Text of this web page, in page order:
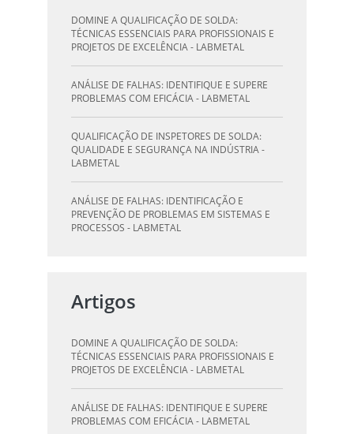
DOMINE A QUALIFICAÇÃO DE SOLDA:
TÉCNICAS ESSENCIAIS PARA PROFISSIONAIS E
PROJETOS DE EXCELÊNCIA - LABMETAL
ANÁLISE DE FALHAS: IDENTIFIQUE E SUPERE
PROBLEMAS COM EFICÁCIA - LABMETAL
QUALIFICAÇÃO DE INSPETORES DE SOLDA:
QUALIDADE E SEGURANÇA NA INDÚSTRIA -
LABMETAL
ANÁLISE DE FALHAS: IDENTIFICAÇÃO E
PREVENÇÃO DE PROBLEMAS EM SISTEMAS E
PROCESSOS - LABMETAL
QUALIFICAÇÃO DE SOLDADORES: PILAR DO
LABMETAL
Artigos
DOMINE A QUALIFICAÇÃO DE SOLDA:
TÉCNICAS ESSENCIAIS PARA PROFISSIONAIS E
PROJETOS DE EXCELÊNCIA - LABMETAL
ANÁLISE DE FALHAS: IDENTIFIQUE E SUPERE
PROBLEMAS COM EFICÁCIA - LABMETAL